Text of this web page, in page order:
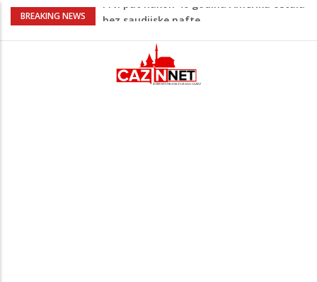
BREAKING NEWS
Vrućine pune hitne pomoći: Sve više
Šta je Vučić prešutio Zelenskom?
Putinovo ime nije smio da izgovori